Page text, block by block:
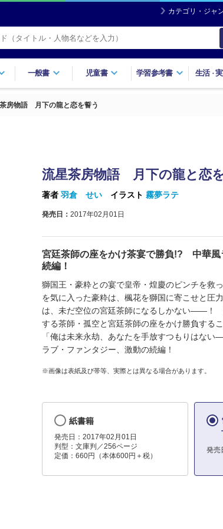
カテゴリ・ジャ
一般書 児童書 学習参考書 生活・
房物語 月下の龍と恋を誓う
流星茶房物語 月下の龍と恋
著者 羽倉 せい イラスト 霧夢ラテ
発売日： 2017年02月01日
宮廷茶師の座をかけ茶宴で勝負!? 中華風
続編！
獅国王・豪粋との宴で皇帝・煌慶のピンチを救
を気に入った豪粋は、楓花を獅国に寄こせと圧
は、未だ空位の宮廷茶師になるしかない――！
する茶師・孤空と宮廷茶師の座をかけ勝負する
「俺は未来永劫、あなたを手放すつもりはな
ラブ・ファンタジー、激動の続編！
※画像は表紙及び帯等、実際とは異なる場合があります。
紙書籍
発売日：2017年02月01日
判型：文庫判／256ページ
定価：660円（本体600円＋税）
発売